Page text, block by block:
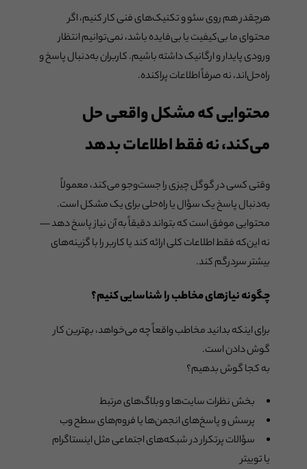
هرچقدر هم روی سئو و تکنیک‌های فنی کار کنیم، اگر
محتوای ما بی‌کیفیت یا بی‌فایده باشد، نمی‌توانیم انتظار
ورودی پایدار و ارگانیک داشته باشیم. کاربران به‌دنبال پاسخ و
راه‌حل‌اند، نه صرفاً اطلاعات پراکنده.
محتوایی که مشکل واقعی حل
می‌کند، نه فقط اطلاعات بدهد
وقتی کسی در گوگل چیزی را جست‌وجو می‌کند، معمولاً
به‌دنبال پاسخ یک سؤال یا راه‌حلی برای یک مشکل است.
محتوایی موفق است که بتواند دقیقاً به آن نیاز پاسخ دهد —
نه این‌که فقط اطلاعات کلی ارائه کند یا کاربر را با گزینه‌های
بیشتر سردرگم کند.
چگونه نیازهای مخاطب را شناسایی کنیم؟
برای اینکه بدانید مخاطب واقعاً چه می‌خواهد، بهترین کار
گوش دادن است.
به کجا گوش بدهیم؟
بخش نظرات سایت‌ها و وبلاگ‌های مرتبط
پرسش و پاسخ‌های انجمن‌ها یا فروم‌های سطح وب
سؤالات پرتکرار در شبکه‌های اجتماعی مثل اینستاگرام
یا توییتر